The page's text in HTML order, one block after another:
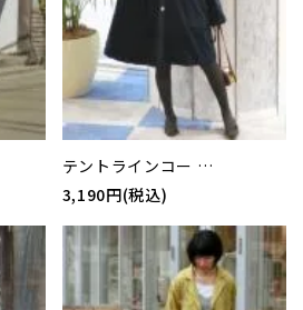
テントラインコー …
3,190円(税込)